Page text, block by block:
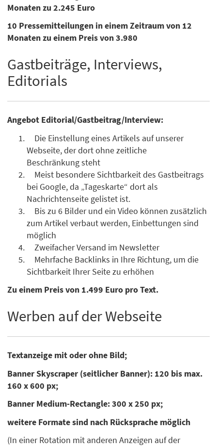
Monaten zu 2.245 Euro
10 Pressemitteilungen in einem Zeitraum von 12
Monaten zu einem Preis von 3.980
Gastbeiträge, Interviews,
Editorials
Angebot Editorial/Gastbeitrag/Interview:
Die Einstellung eines Artikels auf unserer
Webseite, der dort ohne zeitliche
Beschränkung steht
Meist besondere Sichtbarkeit des Gastbeitrags
bei Google, da „Tageskarte“ dort als
Nachrichtenseite gelistet ist.
Bis zu 6 Bilder und ein Video können zusätzlich
zum Artikel verbaut werden, Einbettungen sind
möglich
Zweifacher Versand im Newsletter
Mehrfache Backlinks in Ihre Richtung, um die
Sichtbarkeit Ihrer Seite zu erhöhen
Zu einem Preis von 1.499 Euro pro Text.
Werben auf der Webseite
Textanzeige mit oder ohne Bild;
Banner Skyscraper (seitlicher Banner): 120 bis max.
160 x 600 px;
Banner Medium-Rectangle: 300 x 250 px;
weitere Formate sind nach Rücksprache möglich
(In einer Rotation mit anderen Anzeigen auf der